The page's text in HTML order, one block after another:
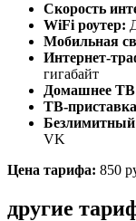
Скорость
WiFi роутер:
Мобильная
Интернет-
гигабайт
Домашнее
ТВ-
VK
Цена тарифа: 850
другие